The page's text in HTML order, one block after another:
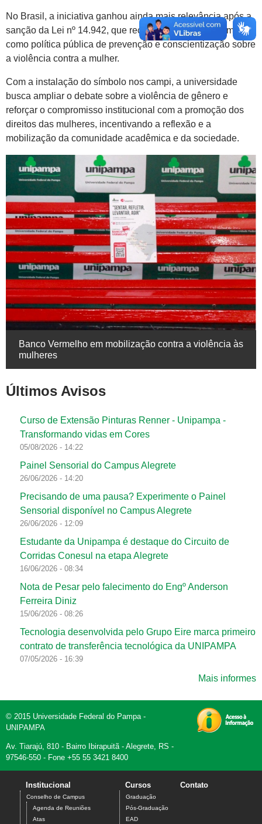
No Brasil, a iniciativa ganhou ainda mais relevância após a
sanção da Lei nº 14.942, que reconhece o Banco Vermelho
como política pública de prevenção e conscientização sobre
a violência contra a mulher.
Com a instalação do símbolo nos campi, a universidade
busca ampliar o debate sobre a violência de gênero e
reforçar o compromisso institucional com a promoção dos
direitos das mulheres, incentivando a reflexão e a
mobilização da comunidade acadêmica e da sociedade.
Banco Vermelho em mobilização contra a violência às
mulheres
Últimos Avisos
Curso de Extensão Pinturas Renner - Unipampa -
Transformando vidas em Cores
05/08/2026 - 14:22
Painel Sensorial do Campus Alegrete
26/06/2026 - 14:20
Precisando de uma pausa? Experimente o Painel
Sensorial disponível no Campus Alegrete
26/06/2026 - 12:09
Estudante da Unipampa é destaque do Circuito de
Corridas Conesul na etapa Alegrete
16/06/2026 - 08:34
Nota de Pesar pelo falecimento do Engº Anderson
Ferreira Diniz
15/06/2026 - 08:26
Tecnologia desenvolvida pelo Grupo Eire marca primeiro
contrato de transferência tecnológica da UNIPAMPA
07/05/2026 - 16:39
Mais informes
© 2015 Universidade Federal do Pampa -
UNIPAMPA
Av. Tiarajú, 810 - Bairro Ibirapuitã - Alegrete, RS -
97546-550 - Fone +55 55 3421 8400
Institucional
Conselho de Campus
Agenda de Reuniões
Atas
Cursos
Graduação
Pós-Graduação
EAD
Contato